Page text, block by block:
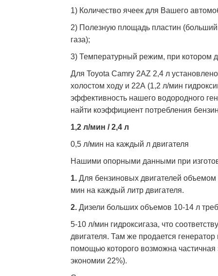
1) Количество ячеек для Вашего
2) Полезную площадь пластин
газа);
3) Температурный режим, при котором
Для Toyota Camry 2AZ 2,4 л
холостом ходу и 22А (1,2 л/мин
эффективность нашего водородного
найти коэффициент потребления
1,2 л/мин / 2,4 л
0,5 л/мин на каждый л двигателя
Нашими опорными данными при
1. Для бензиновых двигателей
мин на каждый литр двигателя.
2. Дизели больших объемов 10-14 л
5-10 л/мин гидроксигаза, что
двигателя. Там же продается
помощью которого возможна
экономии 22%).